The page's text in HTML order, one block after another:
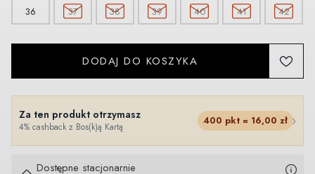
36 37 38 39 40 41 42
DODAJ DO KOSZYKA
Za ten produkt otrzymasz
4% cashback z Bos(k)ą Kartą
400 pkt = 16,00 zł ›
Dostępne stacjonarnie